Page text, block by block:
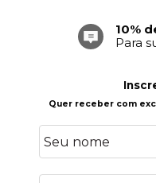
Quer receber com